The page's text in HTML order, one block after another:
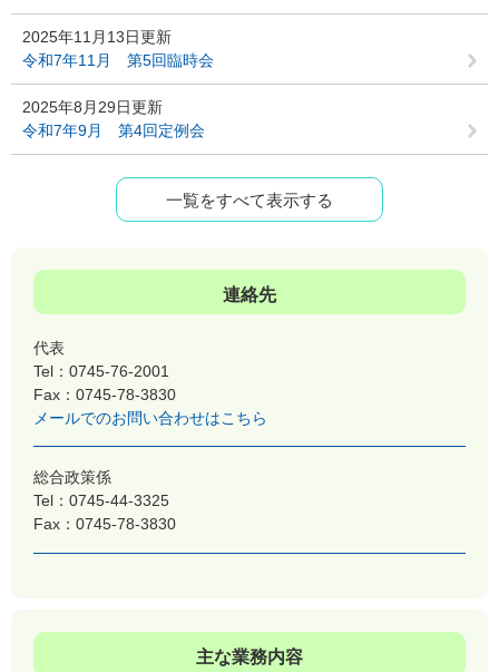
2025年11月13日更新
令和7年11月 第5回臨時会
2025年8月29日更新
令和7年9月 第4回定例会
一覧をすべて表示する
連絡先
代表
Tel：0745-76-2001
Fax：0745-78-3830
メールでのお問い合わせはこちら
総合政策係
Tel：0745-44-3325
Fax：0745-78-3830
主な業務内容